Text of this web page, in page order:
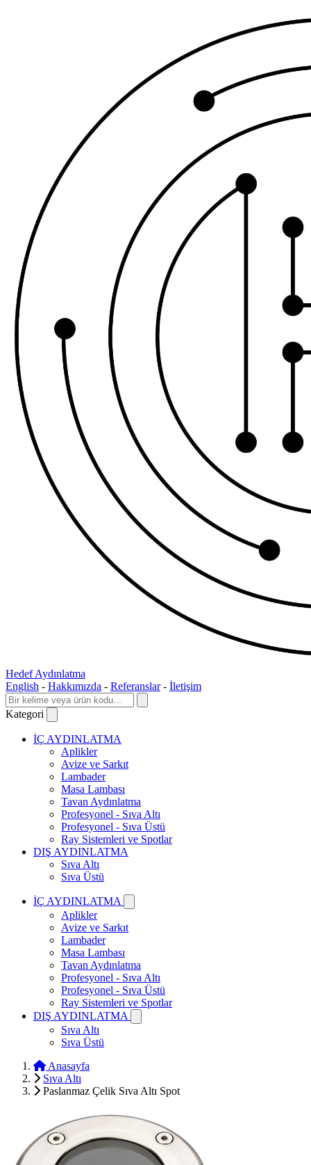
Hedef Aydınlatma
English - Hakkımızda - Referanslar - İletişim
Kategori
İÇ AYDINLATMA
Aplikler
Avize ve Sarkıt
Lambader
Masa Lambası
Tavan Aydınlatma
Profesyonel - Sıva Altı
Profesyonel - Sıva Üstü
Ray Sistemleri ve Spotlar
DIŞ AYDINLATMA
Sıva Altı
Sıva Üstü
İÇ AYDINLATMA
Aplikler
Avize ve Sarkıt
Lambader
Masa Lambası
Tavan Aydınlatma
Profesyonel - Sıva Altı
Profesyonel - Sıva Üstü
Ray Sistemleri ve Spotlar
DIŞ AYDINLATMA
Sıva Altı
Sıva Üstü
Anasayfa
Sıva Altı
Paslanmaz Çelik Sıva Altı Spot